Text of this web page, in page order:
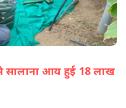
सालाना आय हुई 18 लाख